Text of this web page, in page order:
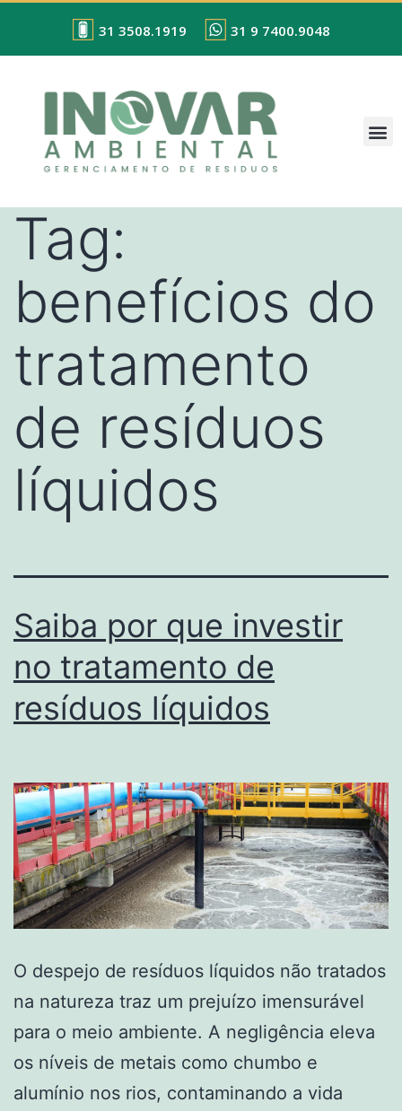
31 3508.1919 31 9 7400.9048
Tag:
benefícios do
tratamento
de resíduos
líquidos
Saiba por que investir
no tratamento de
resíduos líquidos
O despejo de resíduos líquidos não tratados
na natureza traz um prejuízo imensurável
para o meio ambiente. A negligência eleva
os níveis de metais como chumbo e
alumínio nos rios, contaminando a vida